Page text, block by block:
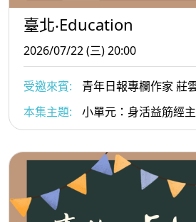
臺北‧Education
2026/07/22 (三) 20:00
受邀來賓:
青年日報專欄作家 莊
本集主題:
小單元：身活益筋經